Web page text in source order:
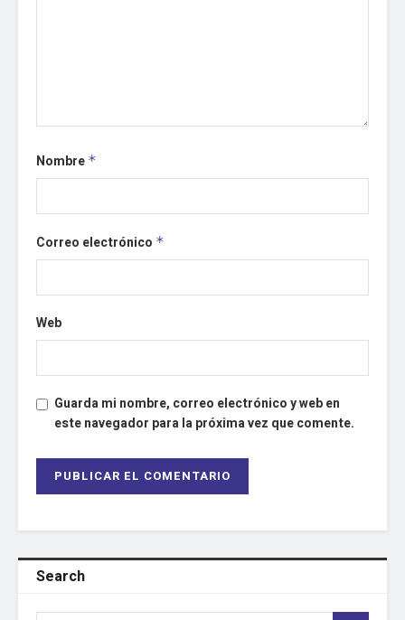
Nombre *
Correo electrónico *
Web
Guarda mi nombre, correo electrónico y web en
este navegador para la próxima vez que comente.
Search